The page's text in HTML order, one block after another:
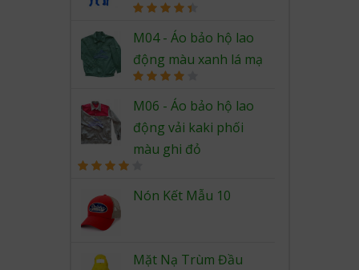
out of 5
M04 - Áo bảo hộ lao
động màu xanh lá mạ
4.00out
of 5
M06 - Áo bảo hộ lao
động vải kaki phối
màu ghi đỏ
4.00out
of 5
Nón Kết Mẫu 10
Mặt Nạ Trùm Đầu